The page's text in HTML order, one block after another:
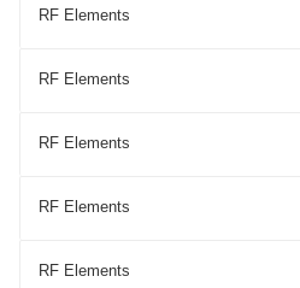
RF Elements
RF Elements
RF Elements
RF Elements
RF Elements